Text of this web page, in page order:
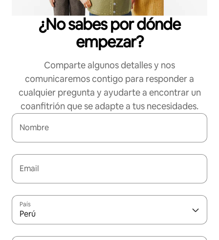
¿No sabes por dónde
empezar?
Comparte algunos detalles y nos
comunicaremos contigo para responder a
cualquier pregunta y ayudarte a encontrar un
coanfitrión que se adapte a tus necesidades.
Nombre
Email
País
Perú